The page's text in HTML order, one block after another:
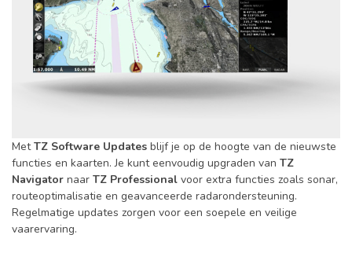
MetTZ Software Updates blijf je op de hoogte van de nieuwste
functies en kaarten. Je kunt eenvoudig upgraden van TZ
Navigator naar TZ Professional voor extra functies zoals sonar,
routeoptimalisatie en geavanceerde radarondersteuning.
Regelmatige updates zorgen voor een soepele en veilige
vaarervaring.